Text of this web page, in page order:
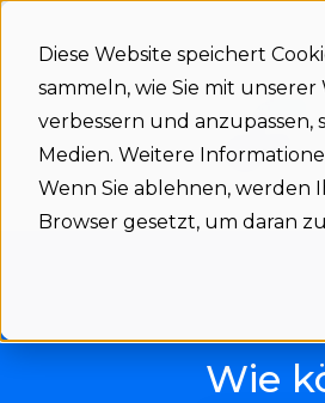
Diese Website speichert
sammeln, wie Sie mit
verbessern und
Medien. Weitere
Wenn Sie ablehnen, werden
Browser gesetzt, um daran
Wie